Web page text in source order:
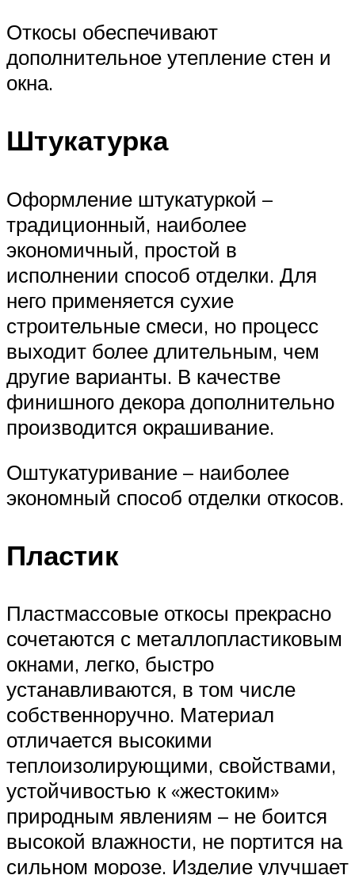
Откосы обеспечивают
дополнительное утепление стен и
окна.
Штукатурка
Оформление штукатуркой –
традиционный, наиболее
экономичный, простой в
исполнении способ отделки. Для
него применяется сухие
строительные смеси, но процесс
выходит более длительным, чем
другие варианты. В качестве
финишного декора дополнительно
производится окрашивание.
Оштукатуривание – наиболее
экономный способ отделки откосов.
Пластик
Пластмассовые откосы прекрасно
сочетаются с металлопластиковым
окнами, легко, быстро
устанавливаются, в том числе
собственноручно. Материал
отличается высокими
теплоизолирующими, свойствами,
устойчивостью к «жестоким»
природным явлениям – не боится
высокой влажности, не портится на
сильном морозе. Изделие улучшает